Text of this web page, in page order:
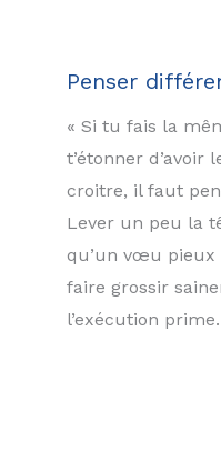
Penser
« Si tu fais la
t’étonner d’avoir
croitre, il faut
Lever un peu la
qu’un vœu pieux
faire grossir
l’exécution